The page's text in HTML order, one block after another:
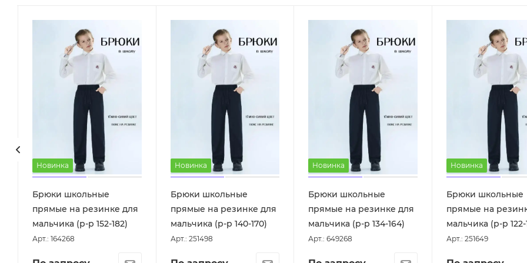
Новинка
Брюки школьные
прямые на резинке для
мальчика (р-р 152-182)
Арт.: 164268
Новинка
Брюки школьные
прямые на резинке для
мальчика (р-р 140-170)
Арт.: 251498
Новинка
Брюки школьные
прямые на резинке для
мальчика (р-р 134-164)
Арт.: 649268
Новинка
Брюки школьные
прямые на
мальчика (р-р 122-
Арт.: 251649